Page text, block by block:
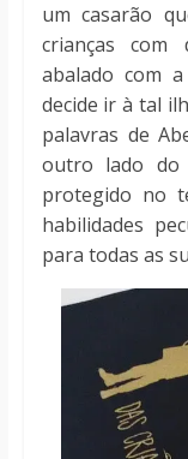
um casarão
crianças com
abalado com
decide ir à tal
palavras de
outro lado do
protegido no
habilidades
para todas as